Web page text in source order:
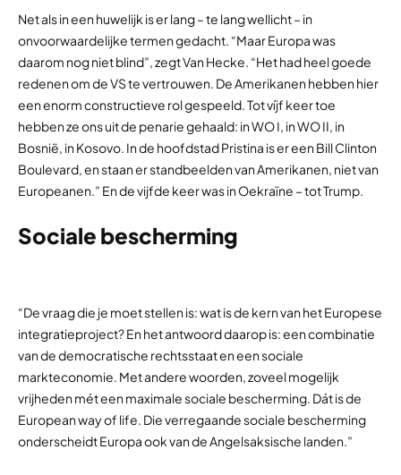
Net als in een huwelijk is er lang – te lang wellicht – in
onvoorwaardelijke termen gedacht. “Maar Europa was
daarom nog niet blind”, zegt Van Hecke. “Het had heel goede
redenen om de VS te vertrouwen. De Amerikanen hebben hier
een enorm constructieve rol gespeeld. Tot víjf keer toe
hebben ze ons uit de penarie gehaald: in WO I, in WO II, in
Bosnië, in Kosovo. In de hoofdstad Pristina is er een Bill Clinton
Boulevard, en staan er standbeelden van Amerikanen, niet van
Europeanen.” En de vijfde keer was in Oekraïne – tot Trump.
Sociale bescherming
“De vraag die je moet stellen is: wat is de kern van het Europese
integratieproject? En het antwoord daarop is: een combinatie
van de democratische rechtsstaat en een sociale
markteconomie. Met andere woorden, zoveel mogelijk
vrijheden mét een maximale sociale bescherming. Dát is de
European way of life. Die verregaande sociale bescherming
onderscheidt Europa ook van de Angelsaksische landen.”